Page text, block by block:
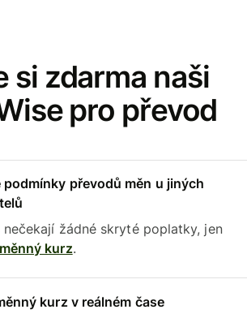
si zdarma naši
pro převod
podmínky převodů měn u jiných
nečekají žádné skryté poplatky, jen
kurz.
kurz v reálném čase